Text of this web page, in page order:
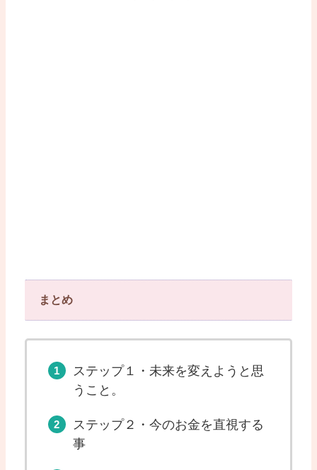
まとめ
ステップ１・未来を変えようと思
うこと。
ステップ２・今のお金を直視する
事